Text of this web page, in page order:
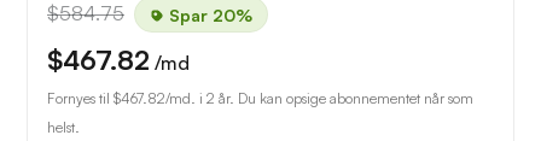
$584.75 Spar 20%
$467.82 /md
Fornyes til $467.82/md. i 2 år. Du kan opsige abonnementet når som
helst.